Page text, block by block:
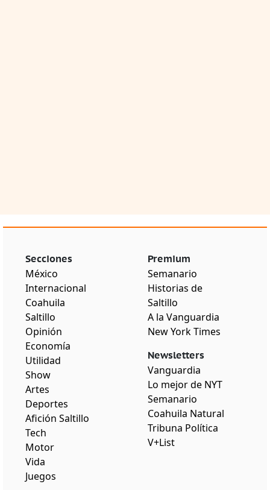
Secciones
México
Internacional
Coahuila
Saltillo
Opinión
Economía
Utilidad
Show
Artes
Deportes
Afición Saltillo
Tech
Motor
Vida
Juegos
Premium
Semanario
Historias de
Saltillo
A la Vanguardia
New York Times
Newsletters
Vanguardia
Lo mejor de NYT
Semanario
Coahuila Natural
Tribuna Política
V+List